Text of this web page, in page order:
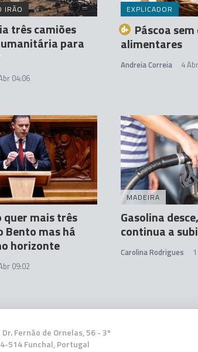
IRÃO
três camiões
para
04:06
EXPLICADOR
Páscoa
alimentares
Andreia Correia 4
mais três
Bento mas há
horizonte
09:02
MADEIRA
Gasolina
continua a
Carolina Rodrigues
Dr. Fernão de Ornelas, 56 - 3º
514 Funchal, Portugal